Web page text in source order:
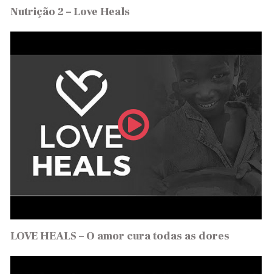
Nutrição 2 – Love Heals
LOVE HEALS – O amor cura todas as dores